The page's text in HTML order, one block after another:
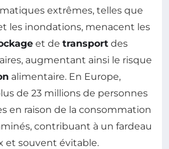
extrêmes, telles que
les inondations, menacent les
et de transport des
augmentant ainsi le risque
alimentaire. En Europe,
de 23 millions de personnes
en raison de la consommation
contribuant à un fardeau
et souvent évitable.